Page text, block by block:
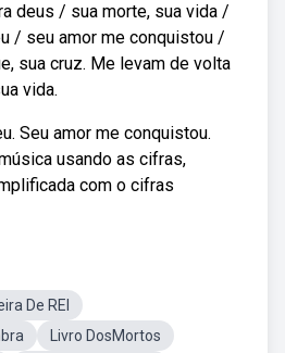
deus / sua morte, sua vida /
/ seu amor me conquistou /
sua cruz. Me levam de volta
vida.
Seu amor me conquistou.
usando as cifras,
com o cifras
De REI
Livro DosMortos